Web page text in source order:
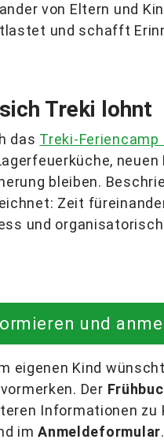
von Eltern und
und schafft
Treki lohnt
das Treki-Feriencamp
bleiben.
Zeit
und
und
eigenen Kind
Der
Informationen
imAnmeldeformular.